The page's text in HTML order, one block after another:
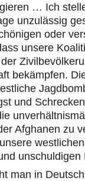
… Ich
unzulässig
oder
unsere
bekämpfen.
und
Afghanen zu
man in